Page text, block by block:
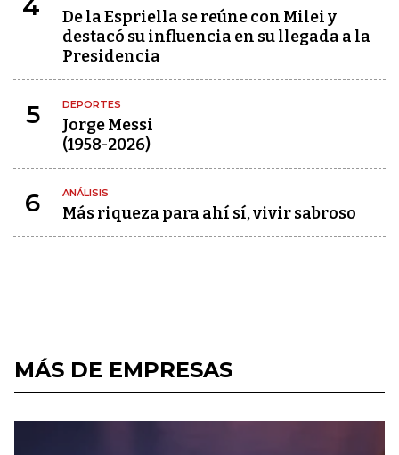
4
De la Espriella se reúne con Milei y
destacó su influencia en su llegada a la
Presidencia
5 DEPORTES
Jorge Messi
(1958-2026)
6 ANÁLISIS
Más riqueza para ahí sí, vivir sabroso
MÁS DE EMPRESAS